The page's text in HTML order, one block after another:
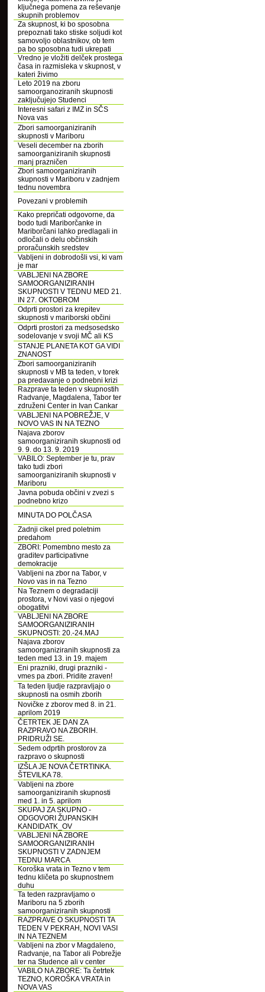
ključnega pomena za reševanje
skupnih problemov
Za skupnost, ki bo sposobna
prepoznati tako stiske soljudi kot
samovoljo oblastnikov, ob tem
pa bo sposobna tudi ukrepati
Vredno je vložiti delček prostega
časa in razmisleka v skupnost, v
kateri živimo
Leto 2019 na zboru
samoorganoziranih skupnosti
zaključujejo Studenci
Interesni safari z IMZ in SČS
Nova vas
Zbori samoorganiziranih
skupnosti v Mariboru
Veseli december na zborih
samoorganiziranih skupnosti
manj prazničen
Zbori samoorganiziranih
skupnosti v Mariboru v zadnjem
tednu novembra
Povezani v problemih
Kako prepričati odgovorne, da
bodo tudi Mariborčanke in
Mariborčani lahko predlagali in
odločali o delu občinskih
proračunskih sredstev
Vabljeni in dobrodošli vsi, ki vam
je mar
VABLJENI NA ZBORE
SAMOORGANIZIRANIH
SKUPNOSTI V TEDNU MED 21.
IN 27. OKTOBROM
Odprti prostori za krepitev
skupnosti v mariborski občini
Odprti prostori za medsosedsko
sodelovanje v svoji MČ ali KS
STANJE PLANETA KOT GA VIDI
ZNANOST
Zbori samoorganiziranih
skupnosti v MB ta teden, v torek
pa predavanje o podnebni krizi
Razprave ta teden v skupnostih
Radvanje, Magdalena, Tabor ter
združeni Center in Ivan Cankar
VABLJENI NA POBREŽJE, V
NOVO VAS IN NA TEZNO
Najava zborov
samoorganiziranih skupnosti od
9. 9. do 13. 9. 2019
VABILO: September je tu, prav
tako tudi zbori
samoorganiziranih skupnosti v
Mariboru
Javna pobuda občini v zvezi s
podnebno krizo
MINUTA DO POLČASA
Zadnji cikel pred poletnim
predahom
ZBORI: Pomembno mesto za
graditev participativne
demokracije
Vabljeni na zbor na Tabor, v
Novo vas in na Tezno
Na Teznem o degradaciji
prostora, v Novi vasi o njegovi
obogatitvi
VABLJENI NA ZBORE
SAMOORGANIZIRANIH
SKUPNOSTI: 20.-24.MAJ
Najava zborov
samoorganiziranih skupnosti za
teden med 13. in 19. majem
Eni prazniki, drugi prazniki -
vmes pa zbori. Pridite zraven!
Ta teden ljudje razpravljajo o
skupnosti na osmih zborih
Novičke z zborov med 8. in 21.
aprilom 2019
ČETRTEK JE DAN ZA
RAZPRAVO NA ZBORIH.
PRIDRUŽI SE.
Sedem odprtih prostorov za
razpravo o skupnosti
IZŠLA JE NOVA ČETRTINKA.
ŠTEVILKA 78.
Vabljeni na zbore
samoorganiziranih skupnosti
med 1. in 5. aprilom
SKUPAJ ZA SKUPNO -
ODGOVORI ŽUPANSKIH
KANDIDATK_OV
VABLJENI NA ZBORE
SAMOORGANIZIRANIH
SKUPNOSTI V ZADNJEM
TEDNU MARCA
Koroška vrata in Tezno v tem
tednu kličeta po skupnostnem
duhu
Ta teden razpravljamo o
Mariboru na 5 zborih
samoorganiziranih skupnosti
RAZPRAVE O SKUPNOSTI TA
TEDEN V PEKRAH, NOVI VASI
IN NA TEZNEM
Vabljeni na zbor v Magdaleno,
Radvanje, na Tabor ali Pobrežje
ter na Studence ali v center
VABILO NA ZBORE: Ta četrtek
TEZNO, KOROŠKA VRATA in
NOVA VAS